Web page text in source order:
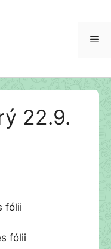
22.9.
fólii
fólii